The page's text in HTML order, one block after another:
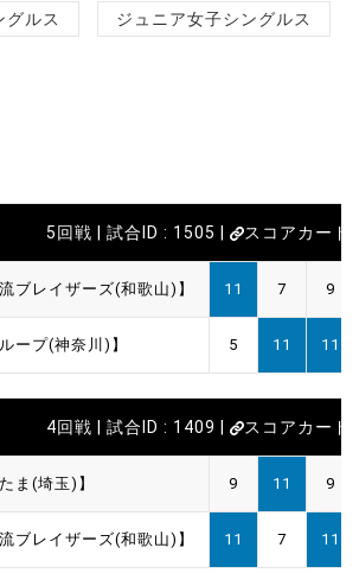
グルス ジュニア女子シングルス
5回戦 | 試合ID : 1505 | スコアカード
ブレイザーズ(和歌山)】 11 7 9
ープ(神奈川)】 5 11 11
4回戦 | 試合ID : 1409 | スコアカード
ま(埼玉)】 9 11 9
ブレイザーズ(和歌山)】 11 7 11